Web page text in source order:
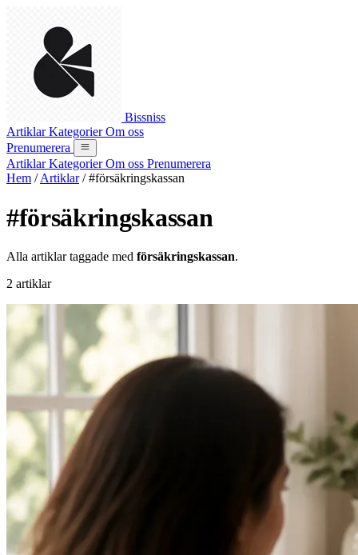
Bissniss
ArtiklarKategorierOm oss
Prenumerera
ArtiklarKategorierOm oss Prenumerera
Hem / Artiklar / #försäkringskassan
#försäkringskassan
Alla artiklar taggade med försäkringskassan.
2 artiklar